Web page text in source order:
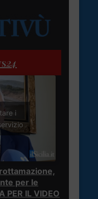
24
i
per le
PER IL VIDEO